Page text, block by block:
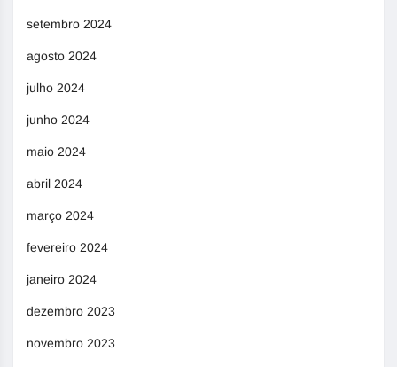
setembro 2024
agosto 2024
julho 2024
junho 2024
maio 2024
abril 2024
março 2024
fevereiro 2024
janeiro 2024
dezembro 2023
novembro 2023